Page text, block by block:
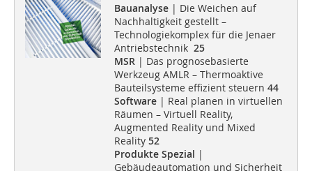
Bauanalyse| Die Weichen auf
Nachhaltigkeit gestellt –
Technologiekomplex für die Jenaer
Antriebstechnik 25
MSR | Das prognosebasierte
Werkzeug AMLR – Thermoaktive
Bauteilsysteme effizient steuern 44
Software| Real planen in virtuellen
Räumen – Virtuell Reality,
Augmented Reality und Mixed
Reality 52
Produkte Spezial |
Gebäudeautomation und Sicherheit